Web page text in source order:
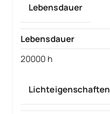
Lebensdauer
Lebensdauer
20000 h
Lichteigenschaften